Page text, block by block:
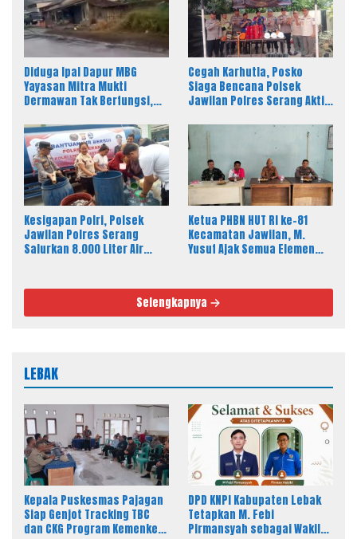
Diduga Ipal Dapur MBG
Yayasan Mitra Mukti
Dermawan Tak Berfungsi,
Cegah Karhutla, Posko
Siaga Bencana Polsek
Jawilan Polres Serang Aktif
Kesigapan Polri, Polsek
Jawilan Polres Serang
Salurkan 8.000 Liter Air
Ketua PHBN HUT RI ke-81
Kecamatan Jawilan, M.
Yusuf Ajak Semua Elemen
Selengkapnya
LEBAK
Kepala Puskesmas Pajagan
Siap Genjot Tracking TBC
dan CKG Program Kemenkes
DPD KNPI Kabupaten Lebak
Tetapkan M. Febi
Pirmansyah sebagai Wakil